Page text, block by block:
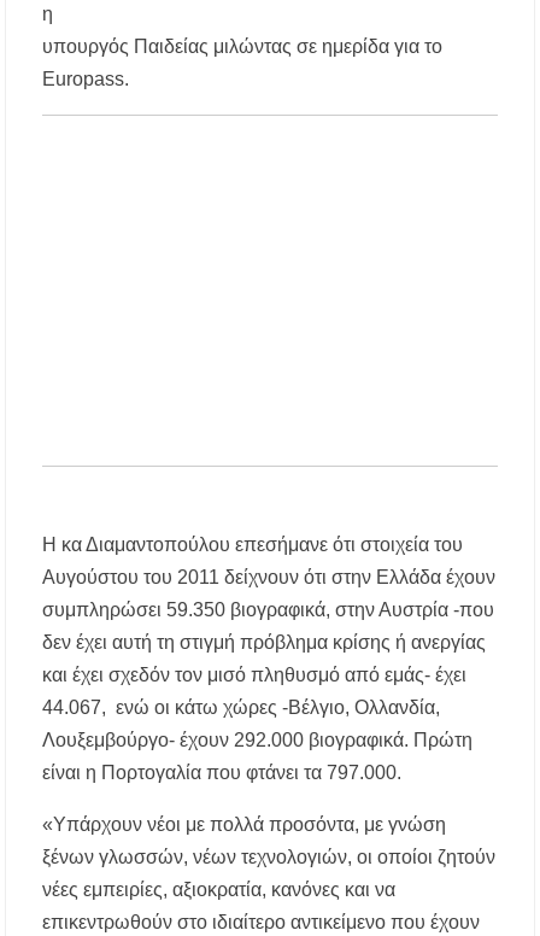
Χαλκιδική: Νεκρός 69χρονος λουόμενος στην
παραλία Σίβηρης
Διακοπές ρεύματος σε περιοχές της Χαλκιδικής
ΗΜΩΝ ΙΗΣΟΥ ΧΡΙΣΤΟΥ ΣΤΟ
ΠΛΑΤΑΝΟΧΩΡΙ ΚΑΙ ΣΤΗ ΣΑΡΑΚΗΝΑ
Υπογράφηκε η σύμβαση για την ενεργειακή
αναβάθμιση του Μουσικού Γυμνασίου Νέας
Προποντίδας
η
υπουργός Παιδείας μιλώντας σε ημερίδα για το
Europass.
Η κα Διαμαντοπούλου επεσήμανε ότι στοιχεία του
Αυγούστου του 2011 δείχνουν ότι στην Ελλάδα έχουν
συμπληρώσει 59.350 βιογραφικά, στην Αυστρία -που
δεν έχει αυτή τη στιγμή πρόβλημα κρίσης ή ανεργίας
και έχει σχεδόν τον μισό πληθυσμό από εμάς- έχει
44.067, ενώ οι κάτω χώρες -Βέλγιο, Ολλανδία,
Λουξεμβούργο- έχουν 292.000 βιογραφικά. Πρώτη
είναι η Πορτογαλία που φτάνει τα 797.000.
«Υπάρχουν νέοι με πολλά προσόντα, με γνώση
ξένων γλωσσών, νέων τεχνολογιών, οι οποίοι ζητούν
νέες εμπειρίες, αξιοκρατία, κανόνες και να
επικεντρωθούν στο ιδιαίτερο αντικείμενο που έχουν